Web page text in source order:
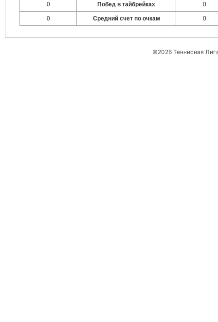
0 Побед в тайбрейках 0
0 Средний счет по очкам 0
©2026 Теннисная